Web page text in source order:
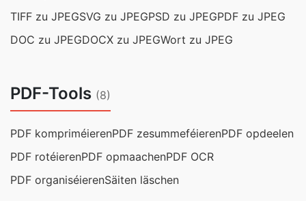
TIFF zu JPEGSVG zu JPEGPSD zu JPEGPDF zu JPEG
DOC zu JPEGDOCX zu JPEGWort zu JPEG
PDF-Tools (8)
PDF kompriméierenPDF zesummeféierenPDF opdeelen
PDF rotéierenPDF opmaachenPDF OCR
PDF organiséierenSäiten läschen